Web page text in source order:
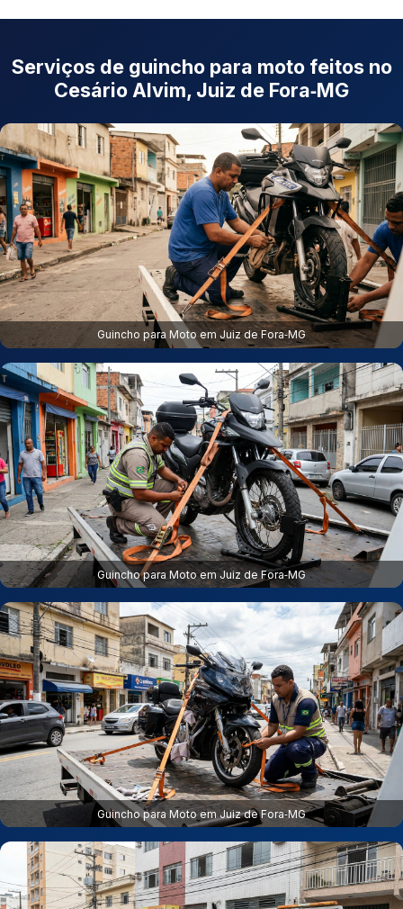
Serviços de guincho para moto feitos no
Cesário Alvim, Juiz de Fora‑MG
Guincho para Moto em Juiz de Fora‑MG
Guincho para Moto em Juiz de Fora‑MG
Guincho para Moto em Juiz de Fora‑MG